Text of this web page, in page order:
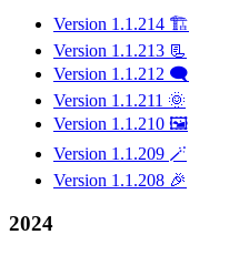
Version 1.1.214 🏗️
Version 1.1.213 📃
Version 1.1.212 🗨️
Version 1.1.211 🌞
Version 1.1.210 🖼️
Version 1.1.209 🪄
Version 1.1.208 🎉
2024